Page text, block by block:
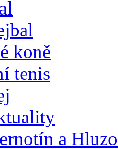
koně
tenis
a